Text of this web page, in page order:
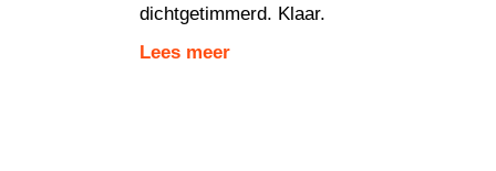
dichtgetimmerd. Klaar.
Lees meer